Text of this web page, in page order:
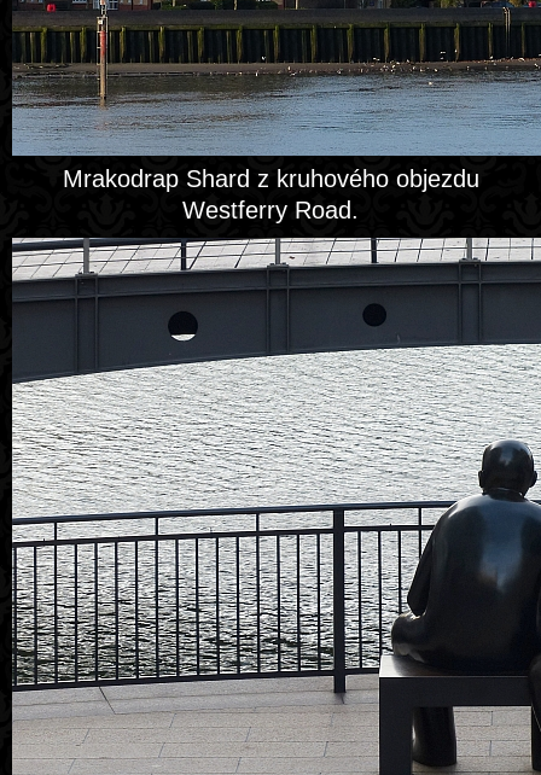
Mrakodrap Shard z kruhového objezdu
Westferry Road.